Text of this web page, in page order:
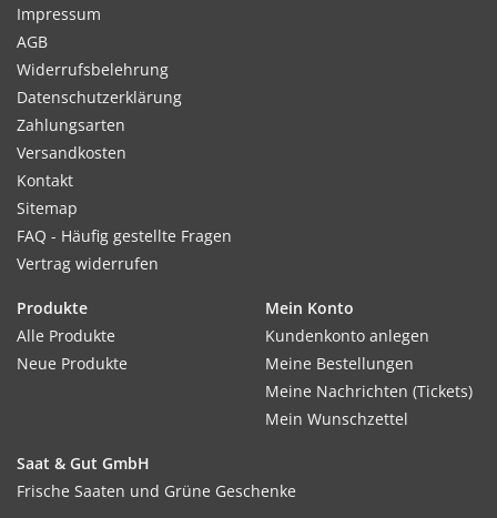
Impressum
AGB
Widerrufsbelehrung
Datenschutzerklärung
Zahlungsarten
Versandkosten
Kontakt
Sitemap
FAQ - Häufig gestellte Fragen
Vertrag widerrufen
Produkte
Alle Produkte
Neue Produkte
Mein Konto
Kundenkonto anlegen
Meine Bestellungen
Meine Nachrichten (Tickets)
Mein Wunschzettel
Saat & Gut GmbH
Frische Saaten und Grüne Geschenke